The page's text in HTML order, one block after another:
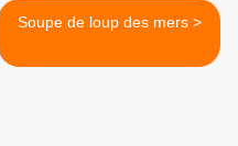
Soupe de loup des mers >